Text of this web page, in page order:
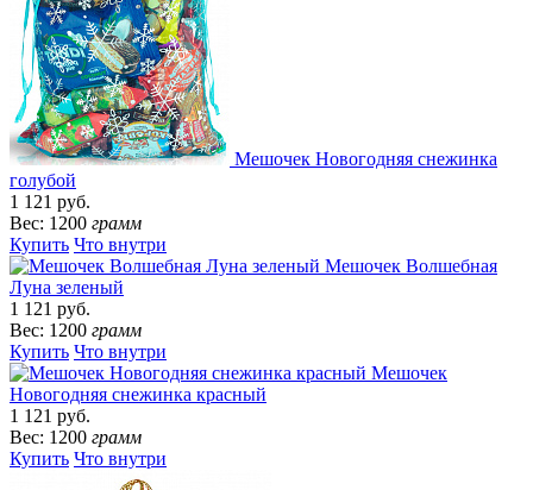
Мешочек Новогодняя снежинка
голубой
1 121 руб.
Вес: 1200 грамм
Купить Что внутри
Мешочек Волшебная
Луна зеленый
1 121 руб.
Вес: 1200 грамм
Купить Что внутри
Мешочек
Новогодняя снежинка красный
1 121 руб.
Вес: 1200 грамм
Купить Что внутри